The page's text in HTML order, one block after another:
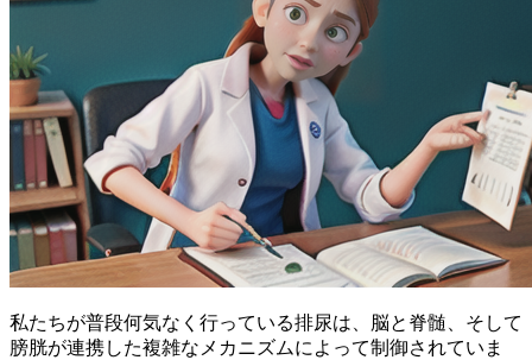
私たちが普段何気なく行っている排尿は、
脳と脊髄、そして
膀胱が連携した複雑なメカニズムによって制御されていま